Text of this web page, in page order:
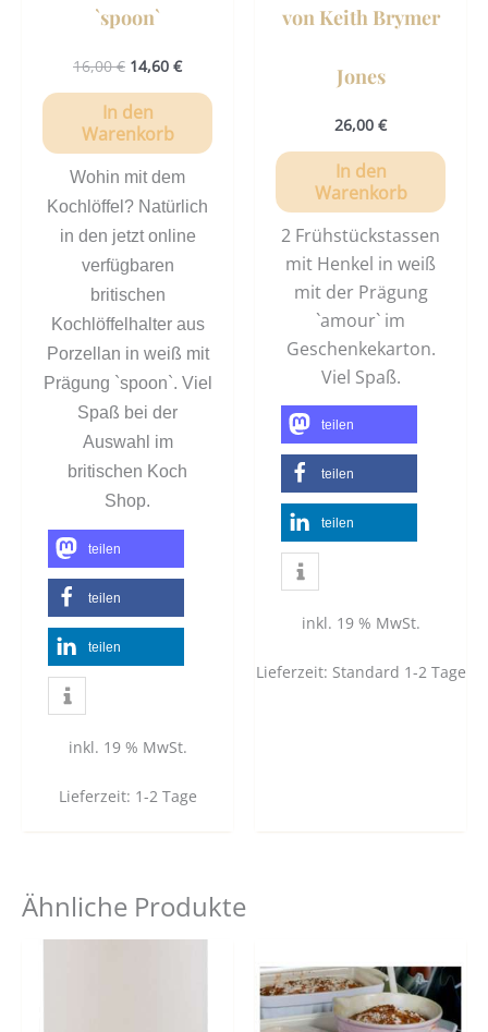
`spoon`
16,00€ 14,60 €
In den
Warenkorb
Wohin mit dem
Kochlöffel? Natürlich
in den jetzt online
verfügbaren
britischen
Kochlöffelhalter aus
Porzellan in weiß mit
Prägung `spoon`. Viel
Spaß bei der
Auswahl im
britischen Koch
Shop.
teilen
teilen
teilen
inkl. 19 % MwSt.
Lieferzeit: 1-2 Tage
von Keith Brymer
Jones
26,00 €
In den
Warenkorb
2 Frühstückstassen
mit Henkel in weiß
mit der Prägung
`amour` im
Geschenkekarton.
Viel Spaß.
teilen
teilen
teilen
inkl. 19 % MwSt.
Lieferzeit: Standard 1-2 Tage
Ähnliche Produkte
Produkt